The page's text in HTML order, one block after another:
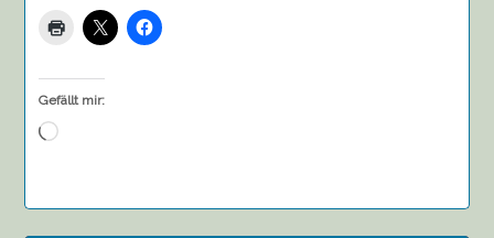
Gefällt mir:
Wird